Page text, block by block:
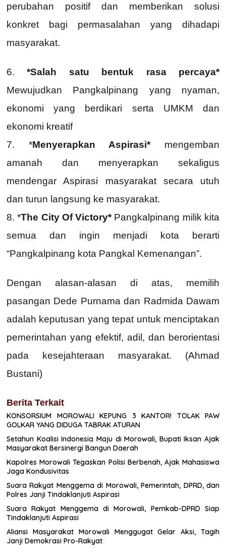
perubahan positif dan memberikan solusi
konkret bagi permasalahan yang dihadapi
masyarakat.
6.*Salah satu bentuk rasa percaya*
Mewujudkan Pangkalpinang yang nyaman,
ekonomi yang berdikari serta UMKM dan
ekonomi kreatif
7. *Menyerapkan Aspirasi*mengemban
amanah dan menyerapkan sekaligus
mendengar Aspirasi masyarakat secara utuh
dan turun langsung ke masyarakat.
8. *The City Of Victory*Pangkalpinang milik kita
semua dan ingin menjadi kota berarti
“Pangkalpinang kota Pangkal Kemenangan”.
Dengan alasan-alasan di atas, memilih
pasangan Dede Purnama dan Radmida Dawam
adalah keputusan yang tepat untuk menciptakan
pemerintahan yang efektif, adil, dan berorientasi
pada kesejahteraan masyarakat. (Ahmad
Bustani)
Berita Terkait
KONSORSIUM MOROWALI KEPUNG 3 KANTOR! TOLAK PAW
GOLKAR YANG DIDUGA TABRAK ATURAN
Setahun Koalisi Indonesia Maju di Morowali, Bupati Iksan Ajak
Masyarakat Bersinergi Bangun Daerah
Kapolres Morowali Tegaskan Polisi Berbenah, Ajak Mahasiswa
Jaga Kondusivitas
Suara Rakyat Menggema di Morowali, Pemerintah, DPRD, dan
Polres Janji Tindaklanjuti Aspirasi
Suara Rakyat Menggema di Morowali, Pemkab-DPRD Siap
Tindaklanjuti Aspirasi
Aliansi Masyarakat Morowali Menggugat Gelar Aksi, Tagih
Janji Demokrasi Pro-Rakyat